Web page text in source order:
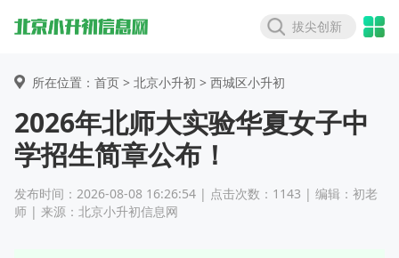
拔尖创新
所在位置：首页 > 北京小升初 > 西城区小升初
2026年北师大实验华夏女子中
学招生简章公布！
发布时间：2026-08-08 16:26:54 | 点击次数：1143 | 编辑：初老
师 | 来源：北京小升初信息网